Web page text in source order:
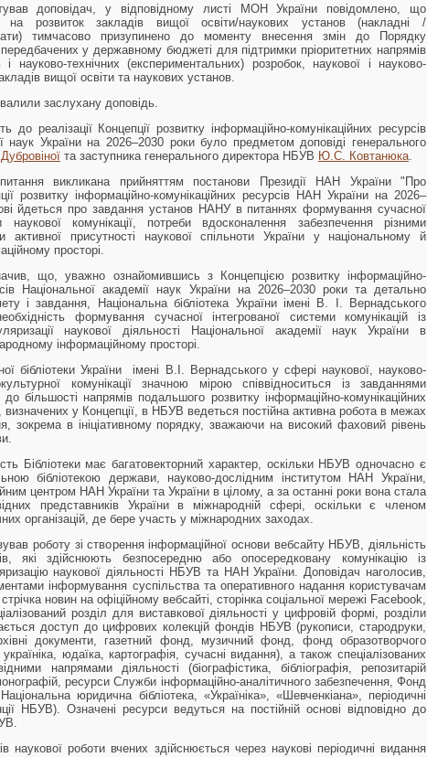
доповідач, у відповідному листі МОН України повідомлено, що
на розвиток закладів вищої освіти/наукових установ (накладні /
тимчасово призупинено до моменту внесення змін до Порядку
у державному бюджеті для підтримки пріоритетних напрямів
науково-технічних (експериментальних) розробок, наукової і науково-
вищої освіти та наукових установ.
заслухану доповідь.
до реалізації Концепції розвитку інформаційно-комунікаційних ресурсів
наук України на 2026–2030 роки було предметом доповіді генерального
та заступника генерального директора НБУВ Ю.С. Ковтанюка
викликана прийняттям постанови Президії НАН України "Про
розвитку інформаційно-комунікаційних ресурсів НАН України на 2026–
йдеться про завдання установ НАНУ в питаннях формування сучасної
наукової комунікації, потреби вдосконалення забезпечення різними
присутності наукової спільноти України у національному й
просторі.
що, уважно ознайомившись з Концепцією розвитку інформаційно-
Національної академії наук України на 2026–2030 роки та детально
і завдання, Національна бібліотека України імені В. І. Вернадського
формування сучасної інтегрованої системи комунікацій із
наукової діяльності Національної академії наук України в
інформаційному просторі.
бібліотеки України імені В.І. Вернадського у сфері наукової, науково-
комунікації значною мірою співвідноситься із завданнями
до більшості напрямів подальшого розвитку інформаційно-комунікаційних
визначених у Концепції, в НБУВ ведеться постійна активна робота в межах
зокрема в ініціативному порядку, зважаючи на високий фаховий рівень
Бібліотеки має багатовекторний характер, оскільки НБУВ одночасно є
бібліотекою держави, науково-дослідним інститутом НАН України,
центром НАН України та України в цілому, а за останні роки вона стала
представників України в міжнародній сфері, оскільки є членом
організацій, де бере участь у міжнародних заходах.
роботу зі створення інформаційної основи вебсайту НБУВ, діяльність
які здійснюють безпосередню або опосередковану комунікацію із
наукової діяльності НБУВ та НАН України. Доповідач наголосив,
інформування суспільства та оперативного надання користувачам
новин на офіційному вебсайті, сторінка соціальної мережі Facebook,
розділ для виставкової діяльності у цифровій формі, розділи
доступ до цифрових колекцій фондів НБУВ (рукописи, стародруки,
документи, газетний фонд, музичний фонд, фонд образотворчого
юдаїка, картографія, сучасні видання), а також спеціалізованих
напрямами діяльності (біографістика, бібліографія, репозитарій
ресурси Служби інформаційно-аналітичного забезпечення, Фонд
юридична бібліотека, «Україніка», «Шевченкіана», періодичні
НБУВ). Означені ресурси ведуться на постійній основі відповідно до
наукової роботи вчених здійснюється через наукові періодичні видання